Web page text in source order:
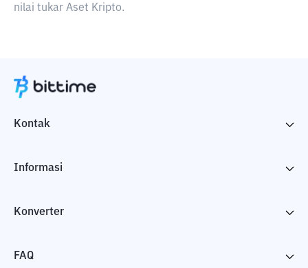
nilai tukar Aset Kripto.
Kontak
Informasi
Konverter
FAQ